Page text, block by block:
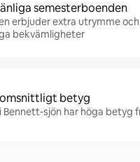
semesterboenden
erbjuder extra utrymme och
bekvämligheter
betyg
Bennett-sjön har höga betyg